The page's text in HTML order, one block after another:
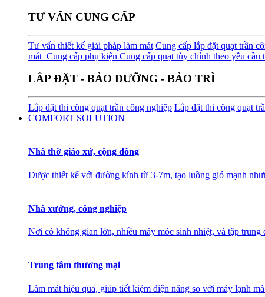
TƯ VẤN CUNG CẤP
Tư vấn thiết kế giải pháp làm mát Cung cấp lắp đặt quạt trần
mát Cung cấp phụ kiện Cung cấp quạt tùy chỉnh theo yêu cầu
LẮP ĐẶT - BẢO DƯỠNG - BẢO TRÌ
Lắp đặt thi công quạt trần công nghiệp Lắp đặt thi công quạt
COMFORT SOLUTION
Nhà thờ giáo xứ, cộng đồng
Được thiết kế với đường kính từ 3-7m, tạo luồng gió mạnh
Nhà xưởng, công nghiệp
Nơi có không gian lớn, nhiều máy móc sinh nhiệt, và tập trung
Trung tâm thương mại
Làm mát hiệu quả, giúp tiết kiệm điện năng so với máy lạnh